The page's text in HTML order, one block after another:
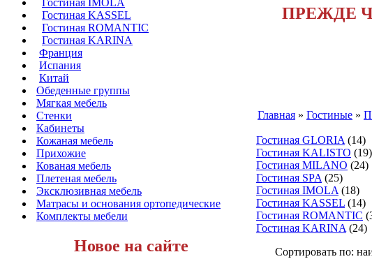
Гостиная KASSEL
Гостиная ROMANTIC
Гостиная KARINA
Франция
Испания
Китай
Обеденные группы
Мягкая мебель
Стенки
Кабинеты
Кожаная мебель
Прихожие
Кованая мебель
Плетеная мебель
Эксклюзивная мебель
Матрасы и основания ортопедические
Комплекты мебели
Новое на сайте
ПРЕЖДЕ
Главная » Гостиные »
Гостиная GLORIA (14)
Гостиная KALISTO (19)
Гостиная MILANO (24)
Гостиная SPA (25)
Гостиная IMOLA (18)
Гостиная KASSEL (14)
Гостиная ROMANTIC
Гостиная KARINA (24)
Сортировать по: